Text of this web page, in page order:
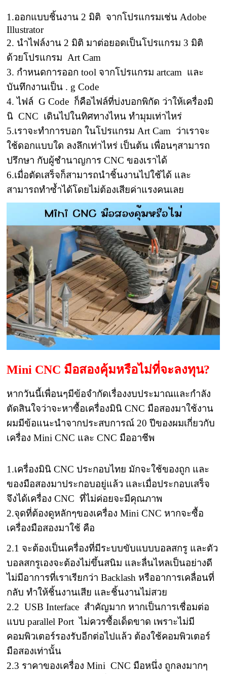
1.ออกแบบชิ้นงาน 2 มิติ จากโปรแกรมเช่น Adobe
Illustrator
2. นำไฟล์งาน 2 มิติ มาต่อยอดเป็นโปรแกรม 3 มิติ
ด้วยโปรแกรม Art Cam
3. กำหนดการออก tool จากโปรแกรม artcam และ
บันทึกงานเป็น . g Code
4. ไฟล์ G Code ก็คือไฟล์ที่บ่งบอกพิกัด ว่าให้เครื่องมิ
นิ CNC เดินไปในทิศทางไหน ทำมุมเท่าไหร่
5.เราจะทำการบอก ในโปรแกรม Art Cam ว่าเราจะ
ใช้ดอกแบบใด ลงลึกเท่าไหร่ เป็นต้น เพื่อนๆสามารถ
ปรึกษา กับผู้ชำนาญการ CNC ของเราได้
6.เมื่อตัดเสร็จก็สามารถนำชิ้นงานไปใช้ได้ และ
สามารถทำซ้ำได้โดยไม่ต้องเสียค่าแรงคนเลย
Mini CNC มือสองคุ้มหรือไม่ที่จะลงทุน?
หากวันนี้เพื่อนๆมีข้อจำกัดเรื่องงบประมาณและกำลัง
ตัดสินใจว่าจะหาซื้อเครื่องมินิ CNC มือสองมาใช้งาน
ผมมีข้อแนะนำจากประสบการณ์ 20 ปีของผมเกี่ยวกับ
เครื่อง Mini CNC และ CNC มืออาชีพ
1.เครื่องมินิ CNC ประกอบไทย มักจะใช้ของถูก และ
ของมือสองมาประกอบอยู่แล้ว และเมื่อประกอบเสร็จ
จึงได้เครื่อง CNC ที่ไม่ค่อยจะมีคุณภาพ
2.จุดที่ต้องดูหลักๆของเครื่อง Mini CNC หากจะซื้อ
เครื่องมือสองมาใช้ คือ
2.1 จะต้องเป็นเครื่องที่มีระบบขับแบบบอลสกรู และตัว
บอลสกรูเองจะต้องไม่ขึ้นสนิม และลื่นไหลเป็นอย่างดี
ไม่มีอาการที่เราเรียกว่า Backlash หรืออาการเคลื่อนที่
กลับ ทำให้ชิ้นงานเสีย และชิ้นงานไม่สวย
2.2 USB Interface สำคัญมาก หากเป็นการเชื่อมต่อ
แบบ parallel Port ไม่ควรซื้อเด็ดขาด เพราะไม่มี
คอมพิวเตอร์รองรับอีกต่อไปแล้ว ต้องใช้คอมพิวเตอร์
มือสองเท่านั้น
2.3 ราคาของเครื่อง Mini CNC มือหนึ่ง ถูกลงมากๆ